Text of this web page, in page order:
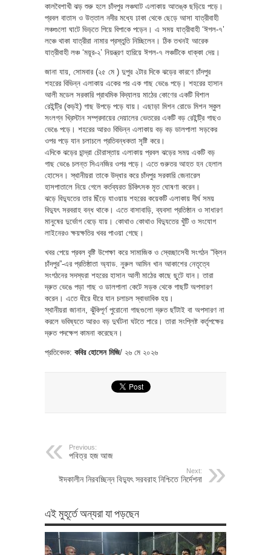
কালবৈশাখী ঝড় শুরু হলে চাঁদপুর লঞ্চঘাট এলাকায় আতঙ্ক ছড়িয়ে পড়ে।
প্রবল বাতাস ও উত্তাল নদীর মধ্যে ঢাকা থেকে ছেড়ে আসা যাত্রীবাহী
লঞ্চগুলো ঘাটে ভিড়তে গিয়ে বিপাকে পড়েন। এ সময় যাত্রীবাহী ‘ঈগল-৭’
লঞ্চে থাকা যাত্রীরা নামার প্রস্তুতি নিচ্ছিলেন। ঠিক তখনই আরেক
যাত্রীবাহী লঞ্চ ‘ময়ূর-২’ নিয়ন্ত্রণ হারিয়ে ঈগল-৭ লঞ্চটিকে ধাক্কা দেয়।
জানা যায়, সোমবার (২৫ মে ) দুপুর ২টার দিকে ঝড়ের কারণে চাঁদপুর
শহরের বিভিন্ন এলাকায় একের পর এক গাছ ভেঙে পড়ে। শহরের হাসান
আলী মডেল সরকারি প্রাথমিক বিদ্যালয় মাঠের কোণের একটি বিশাল
রেইন্ট্রি (কড়ই) গাছ উপড়ে পড়ে যায়। এছাড়া মিশন রোডে মিশন স্কুল
সংলগ্ন খ্রিস্টান সম্প্রদায়ের দেয়ালের ভেতরের একটি বড় রেইন্ট্রি গাছও
ভেঙে পড়ে। শহরের আরও বিভিন্ন এলাকায় বড় বড় ডালপালা সড়কের
ওপর পড়ে যান চলাচলে প্রতিবন্ধকতা সৃষ্টি করে।
এদিকে ঝড়ের চান্দ্রা চৌরাস্তায় এলাকায় প্রবল ঝড়ের সময় একটি বড়
গাছ ভেঙে চলন্ত সিএনজির ওপর পড়ে। এতে গুরুতর আহত হন হেলাল
হোসেন। স্থানীয়রা তাকে উদ্ধার করে চাঁদপুর সরকারি জেনারেল
হাসপাতালে নিয়ে গেলে কর্তব্যরত চিকিৎসক মৃত ঘোষণা করেন।
ঝড়ে বিদ্যুতের তার ছিঁড়ে যাওয়ায় শহরের কয়েকটি এলাকায় দীর্ঘ সময়
বিদ্যুৎ সরবরাহ বন্ধ থাকে। এতে বাসাবাড়ি, ব্যবসা প্রতিষ্ঠান ও সাধারণ
মানুষের দুর্ভোগ বেড়ে যায়। কোথাও কোথাও বিদ্যুতের খুঁটি ও সংযোগ
লাইনেরও ক্ষয়ক্ষতির খবর পাওয়া গেছে।
খবর পেয়ে প্রবল বৃষ্টি উপেক্ষা করে সামাজিক ও স্বেচ্ছাসেবী সংগঠন “ক্লিন
চাঁদপুর”-এর প্রতিষ্ঠাতা অ্যাড. নুরুল আমিন খান আকাশের নেতৃত্বে
সংগঠনের সদস্যরা শহরের হাসান আলী মাঠের কাছে ছুটে যান। তারা
দ্রুত ভেঙে পড়া গাছ ও ডালপালা কেটে সড়ক থেকে গাছটি অপসারণ
করেন। এতে ধীরে ধীরে যান চলাচল স্বাভাবিক হয়।
স্থানীয়রা জানান, ঝুঁকিপূর্ণ পুরোনো গাছগুলো দ্রুত ছাঁটাই বা অপসারণ না
করলে ভবিষ্যতে আরও বড় দুর্ঘটনা ঘটতে পারে। তারা সংশ্লিষ্ট কর্তৃপক্ষের
দ্রুত পদক্ষেপ কামনা করেছেন।
প্রতিবেদক: কবির হোসেন মিজি/ ২৬ মে ২০২৬
Previous:
পবিত্র হজ আজ
Next:
ঈদকালীন নিরবচ্ছিন্ন বিদ্যুৎ সরবরাহ নিশ্চিতে নির্দেশনা
এই মুহূর্তে অন্যরা যা পড়ছেন